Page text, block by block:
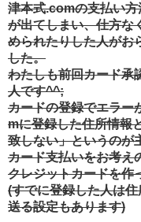
津本式.comの支払い
が出てしまい、仕方な
められたりした人がお
した。
わたしも前回カード承
人です^^;
カードの登録でエラー
mに登録した住所情報
致しない」というのが
カード支払いをお考え
クレジットカードを作
(すでに登録した人は
送る設定もあります)